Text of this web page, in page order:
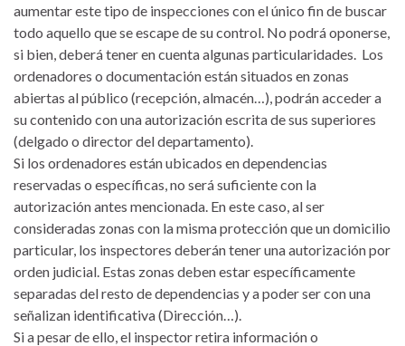
aumentar este tipo de inspecciones con el único fin de buscar
todo aquello que se escape de su control. No podrá oponerse,
si bien, deberá tener en cuenta algunas particularidades. Los
ordenadores o documentación están situados en zonas
abiertas al público (recepción, almacén…), podrán acceder a
su contenido con una autorización escrita de sus superiores
(delgado o director del departamento).
Si los ordenadores están ubicados en dependencias
reservadas o específicas, no será suficiente con la
autorización antes mencionada. En este caso, al ser
consideradas zonas con la misma protección que un domicilio
particular, los inspectores deberán tener una autorización por
orden judicial. Estas zonas deben estar específicamente
separadas del resto de dependencias y a poder ser con una
señalizan identificativa (Dirección…).
Si a pesar de ello, el inspector retira información o